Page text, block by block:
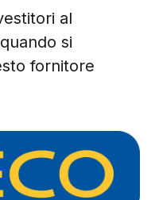
al
si
fornitore